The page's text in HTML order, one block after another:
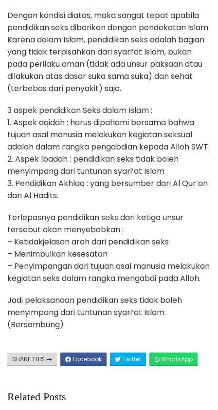
Dengan kondisi diatas, maka sangat tepat apabila
pendidikan seks diberikan dengan pendekatan Islam.
Karena dalam Islam, pendidikan seks adalah bagian
yang tidak terpisahkan dari syari’at Islam, bukan
pada perilaku aman (tidak ada unsur paksaan atau
dilakukan atas dasar suka sama suka) dan sehat
(terbebas dari penyakit) saja.
3 aspek pendidikan Seks dalam Islam :
1. Aspek aqidah : harus dipahami bersama bahwa
tujuan asal manusia melakukan kegiatan seksual
adalah dalam rangka pengabdian kepada Alloh SWT.
2. Aspek Ibadah : pendidikan seks tidak boleh
menyimpang dari tuntunan syari’at Islam
3. Pendidikan Akhlaq : yang bersumber dari Al Qur’an
dan Al Hadits.
Terlepasnya pendidikan seks dari ketiga unsur
tersebut akan menyebabkan :
– Ketidakjelasan arah dari pendidikan seks
– Menimbulkan kesesatan
– Penyimpangan dari tujuan asal manusia melakukan
kegiatan seks dalam rangka mengabdi pada Alloh.
Jadi pelaksanaan pendidikan seks tidak boleh
menyimpang dari tuntunan syari’at Islam.
(Bersambung)
SHARE THIS Facebook Twitter WhatsApp
Related Posts